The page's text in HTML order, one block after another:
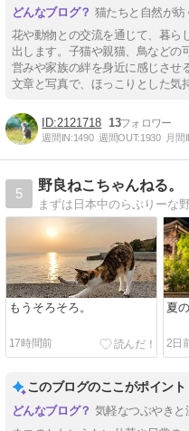
猫たちと自然が紡
花や動物との交流を通じて、暮ら
出します。子猫や親猫、鳥などの
営みや家族の絆を身近に感じさせ
文章と写真で、ほっこりとした気
2121718 13
週間IN:1490 週間OUT:1930 月間
5
野良ねこちゃんねる
もうそろそろ。
17時間前
夏
2日
このブログのここがポイント
気軽なつぶやきと